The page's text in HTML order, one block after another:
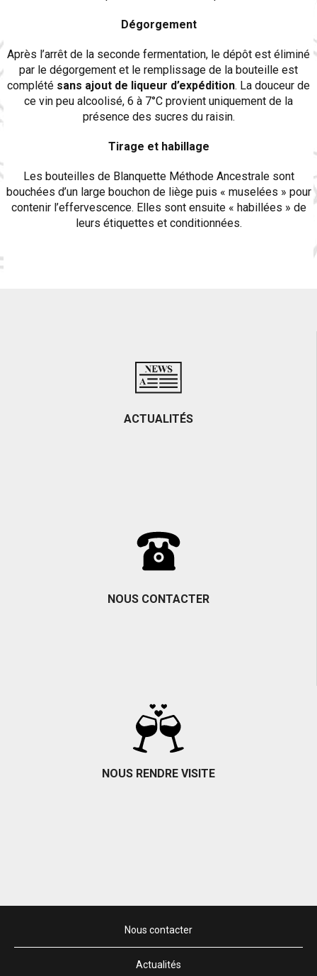
Dégorgement
Après l’arrêt de la seconde fermentation, le dépôt est éliminé
par le dégorgement et le remplissage de la bouteille est
complété sans ajout de liqueur d’expédition. La douceur de
ce vin peu alcoolisé, 6 à 7°C provient uniquement de la
présence des sucres du raisin.
Tirage et habillage
Les bouteilles de Blanquette Méthode Ancestrale sont
bouchées d’un large bouchon de liège puis « muselées » pour
contenir l’effervescence. Elles sont ensuite « habillées » de
leurs étiquettes et conditionnées.
ACTUALITÉS
Toutes les actualités du domaine
NOUS CONTACTER
NOUS RENDRE VISITE
Nous contacter
Actualités